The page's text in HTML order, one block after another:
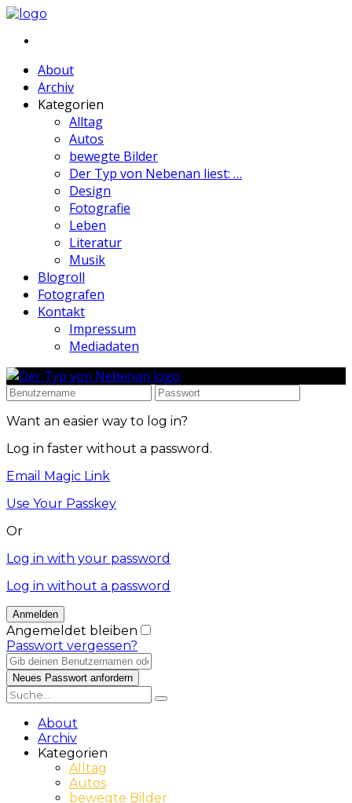
About
Archiv
Kategorien
Alltag
Autos
bewegte Bilder
Der Typ von Nebenan liest: …
Design
Fotografie
Leben
Literatur
Musik
Blogroll
Fotografen
Kontakt
Impressum
Mediadaten
Want an easier way to log in?
Log in faster without a password.
Email Magic Link
Use Your Passkey
Or
Log in with your password
Log in without a password
Angemeldet bleiben
Passwort vergessen?
About
Archiv
Kategorien
Alltag
Autos
bewegte Bilder